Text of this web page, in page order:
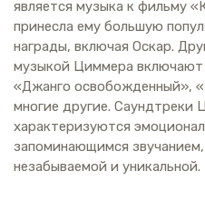
является музыка к фильму
принесла ему большую
награды, включая Оскар.
музыкой Циммера включают
«Джанго освобожденный»,
многие другие. Саундтреки
характеризуются
запоминающимся
незабываемой и уникальной.